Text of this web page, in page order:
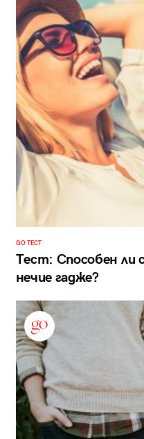
GO ТЕСТ
Тест: Способен ли
нечие гадже?